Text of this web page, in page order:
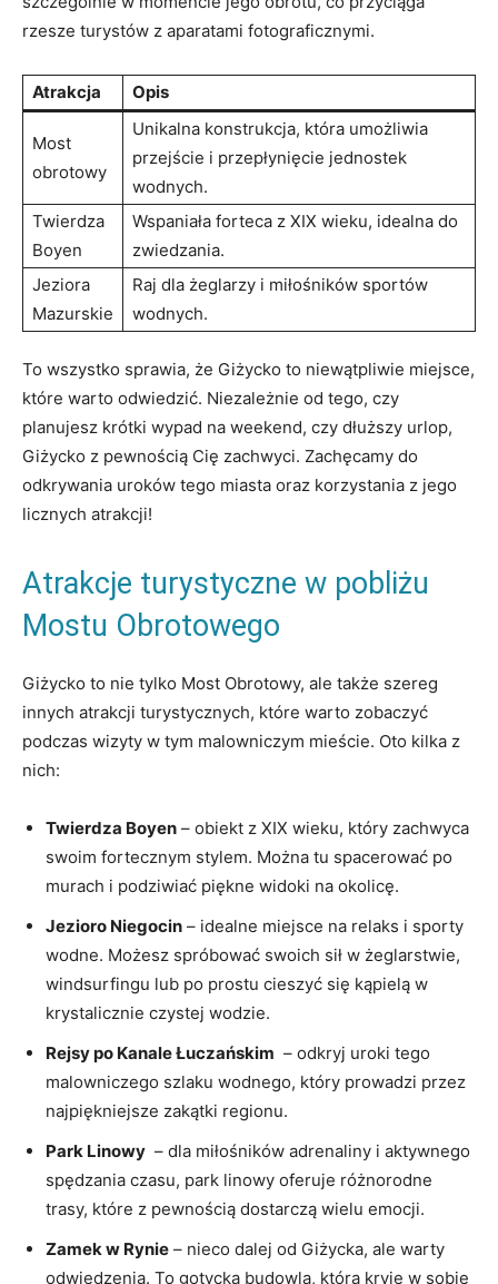
⁤rzesze ⁢turystów⁣ z⁤ aparatami fotograficznymi.
Atrakcja Opis
Most
obrotowy
Unikalna konstrukcja, która ⁣umożliwia
przejście i przepłynięcie jednostek
wodnych.
Twierdza
Boyen
Wspaniała ‍forteca z XIX ⁢wieku, idealna ‌do
zwiedzania.
Jeziora
Mazurskie
Raj ‌dla żeglarzy i miłośników ⁤sportów ​
wodnych.
To wszystko sprawia, że Giżycko​ to niewątpliwie miejsce,
które warto odwiedzić. Niezależnie od tego, czy⁢
planujesz krótki wypad‌ na weekend, czy dłuższy‌ urlop,
‌Giżycko z​ pewnością Cię zachwyci. Zachęcamy do
odkrywania‌ uroków tego miasta oraz korzystania ⁤z jego
licznych atrakcji!
Atrakcje turystyczne w pobliżu ​
Mostu Obrotowego
Giżycko‍ to nie tylko Most Obrotowy, ale ​także⁤ szereg
innych‍ atrakcji‍ turystycznych, które warto zobaczyć
podczas wizyty​ w tym malowniczym mieście. Oto kilka z‍
nich:
Twierdza Boyen – obiekt⁢ z XIX wieku, który‍ zachwyca
swoim​ fortecznym stylem. Można ⁢tu spacerować po
murach⁢ i podziwiać‌ piękne widoki na okolicę.
Jezioro Niegocin ⁣– idealne miejsce⁤ na relaks​ i sporty
wodne.⁤ Możesz spróbować swoich sił ‍w‍ żeglarstwie,
windsurfingu lub ⁣po prostu cieszyć się kąpielą ​w
‍krystalicznie ‍czystej wodzie.
Rejsy⁤ po ​Kanale Łuczańskim ​ – odkryj ‍uroki tego
malowniczego szlaku ‌wodnego, który ‍prowadzi przez⁤
najpiękniejsze zakątki regionu.
Park Linowy ‌ – ‌dla miłośników adrenaliny i aktywnego‌
spędzania ‌czasu,⁤ park linowy‍ oferuje różnorodne
trasy, ‍które z pewnością dostarczą ⁤wielu emocji.
Zamek ‌w Rynie –⁣ nieco dalej ​od Giżycka, ale warty
odwiedzenia. To gotycka budowla, która‌ kryje w‍ sobie